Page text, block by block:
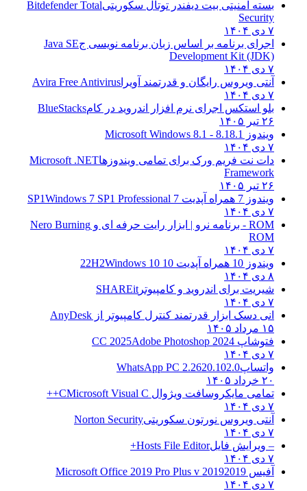
بسته امنیتی بیت دیفندر توتال سکوریتیBitdefender Total
Security
۷ دی ۱۴۰۴
اجرای برنامه بر اساس زبان برنامه نویسی جJava SE
Development Kit (JDK)
۷ دی ۱۴۰۴
آنتی ویروس رایگان و قدرتمند آویرا Avira Free Antivirus
۷ دی ۱۴۰۴
بلو استکس اجرای نرم افزار اندروید در کامBlueStacks
۲۶ تیر ۱۴۰۵
ویندوز 8.1
8.1 - Microsoft Windows 8.1
۷ دی ۱۴۰۴
دات نت فریم ورک برای تمامی ویندوزهاMicrosoft .NET
Framework
۲۶ تیر ۱۴۰۵
ویندوز 7 همراه آپدیت 7 SP1
Windows 7 SP1 Professional
۷ دی ۱۴۰۴
ROM - برنامه نرو | ابزار رایت حرفه ای و
Nero Burning
ROM
۷ دی ۱۴۰۴
ویندوز 10 همراه آپدیت 10 22H2
Windows 10
۸ دی ۱۴۰۴
شیریت برای اندروید و کامپیوتر SHAREit
۷ دی ۱۴۰۴
انی دسک ابزار قدرتمند کنترل کامپیوتر از AnyDesk
۱۵ مرداد ۱۴۰۵
فتوشاپ CC 2025 Adobe Photoshop 2024
۷ دی ۱۴۰۴
واتساپWhatsApp PC 2.2620.102.0
۲۰ خرداد ۱۴۰۵
تمامی مایکروسافت ویژوال C Microsoft Visual C++
۷ دی ۱۴۰۴
آنتی ویروس نورتون سکوریتیNorton Security
۷ دی ۱۴۰۴
– ویرایش فایلHosts File Editor+
۷ دی ۱۴۰۴
آفیس 2019 2019 Microsoft Office 2019 Pro Plus v
۷ دی ۱۴۰۴